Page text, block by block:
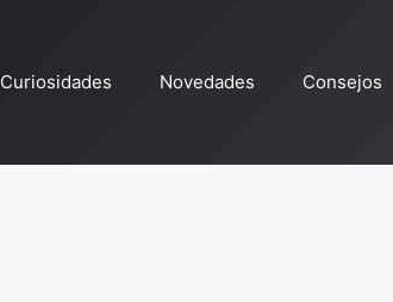
Curiosidades Novedades Consejos